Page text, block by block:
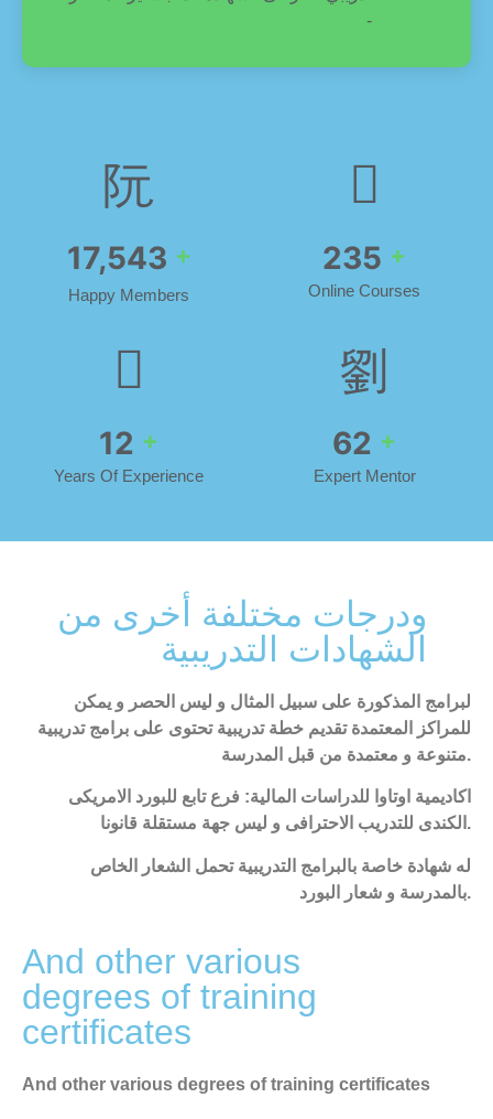
-
19,887 +
Happy Members
266 +
Online Courses
14 +
Years Of Experience
71 +
Expert Mentor
And other various
degrees of training
certificates
And other various degrees of training certificates
ودرجات مختلفة أخرى من
الشهادات التدريبية
لبرامج المذكورة على سبيل المثال و ليس الحصر و يمكن
للمراكز المعتمدة تقديم خطة تدريبية تحتوى على برامج تدريبية
متنوعة و معتمدة من قبل المدرسة.
اكاديمية اوتاوا للدراسات المالية: فرع تابع للبورد الامريكى
الكندى للتدريب الاحترافى و ليس جهة مستقلة قانونا.
له شهادة خاصة بالبرامج التدريبية تحمل الشعار الخاص
بالمدرسة و شعار البورد.